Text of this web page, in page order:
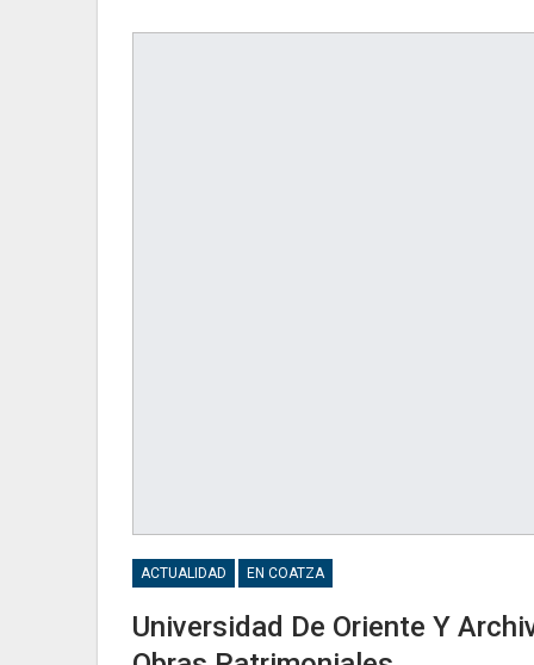
ACTUALIDAD EN COATZA
Universidad De Oriente Y